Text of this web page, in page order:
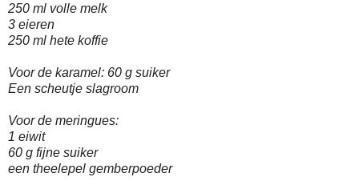
250 ml volle melk
3 eieren
250 ml hete koffie
Voor de karamel: 60 g suiker
Een scheutje slagroom
Voor de meringues:
1 eiwit
60 g fijne suiker
een theelepel gemberpoeder